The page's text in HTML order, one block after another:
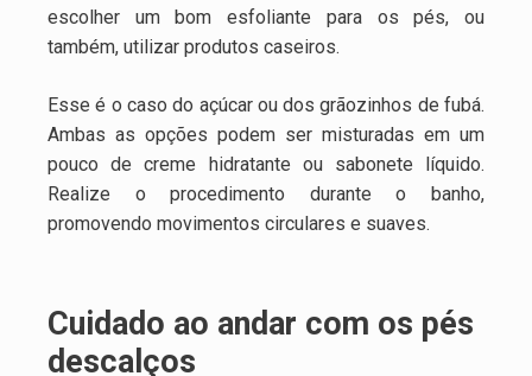
escolher um bom esfoliante para os pés, ou
também, utilizar produtos caseiros.
Esse é o caso do açúcar ou dos grãozinhos de fubá.
Ambas as opções podem ser misturadas em um
pouco de creme hidratante ou sabonete líquido.
Realize o procedimento durante o banho,
promovendo movimentos circulares e suaves.
Cuidado ao andar com os pés
descalços